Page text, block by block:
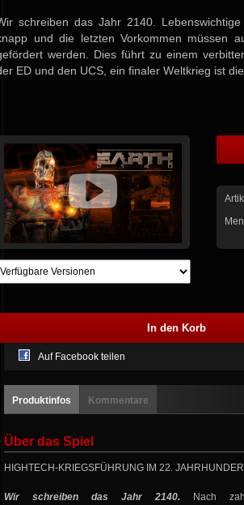
schreiben das Jahr 2140.
und die letzten Vorkommen müssen
werden. Dies führt zu einem
ED und den UCS, ein finaler Weltkrieg ist die
Auf Facebook teilen
Produktinfos Kommentare
Über das Spiel
HIGHTECH-KRIEGSFÜHRUNG IM 22.
Wir schreiben das Jahr 2140. Nach